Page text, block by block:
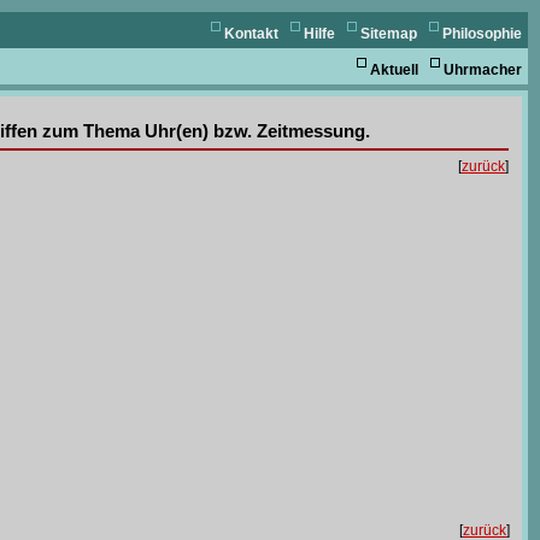
Philosophie
Sitemap
Hilfe
Kontakt
Uhrmacher
Aktuell
zum Thema Uhr(en) bzw. Zeitmessung.
[zurück]
[zurück]